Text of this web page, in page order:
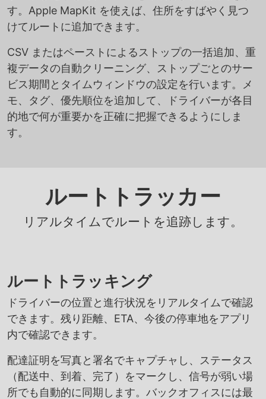
す。Apple MapKit を使えば、住所をすばやく見つ
けてルートに追加できます。
CSV またはペーストによるストップの一括追加、重
複データの自動クリーニング、ストップごとのサー
ビス期間とタイムウィンドウの設定を行います。メ
モ、タグ、優先順位を追加して、ドライバーが各目
的地で何が重要かを正確に把握できるようにしま
す。
ルートトラッカー
リアルタイムでルートを追跡します。
ルートトラッキング
ドライバーの位置と進行状況をリアルタイムで確認
できます。残り距離、ETA、今後の停車地をアプリ
内で確認できます。
配達証明を写真と署名でキャプチャし、ステータス
（配送中、到着、完了）をマークし、信号が弱い場
所でも自動的に同期します。バックオフィスには最